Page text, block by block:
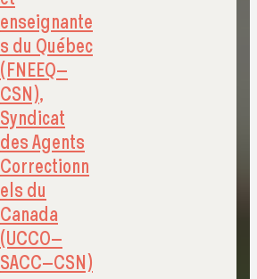
enseignante
s du Québec
(FNEEQ–
CSN),
Syndicat
des Agents
Correctionn
els du
Canada
(UCCO–
SACC–CSN)